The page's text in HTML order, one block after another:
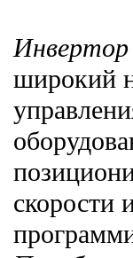
широкий
скорости